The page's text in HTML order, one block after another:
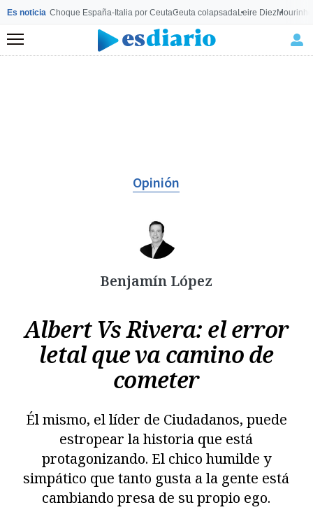
Es noticia Choque España-Italia por CeutaCeuta colapsadaLeire Diez
Menú
Opinión
Benjamín López
Albert Vs Rivera: el error
letal que va camino de
cometer
Él mismo, el líder de Ciudadanos, puede
estropear la historia que está
protagonizando. El chico humilde y
simpático que tanto gusta a la gente está
cambiando presa de su propio ego.
Copiar